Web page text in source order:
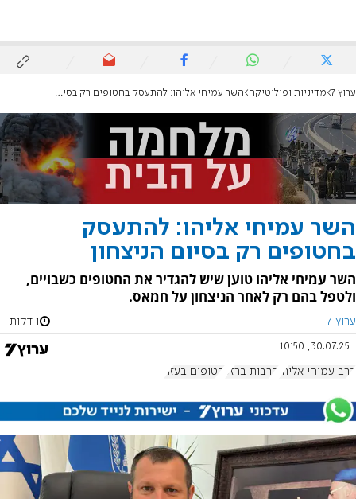
ערוץ 7 מדיניות ופוליטיקה השר עמיחי אליהו: להתעסק בחטופים רק בסיום הניצחון
השר עמיחי אליהו: להתעסק
בחטופים רק בסיום הניצחון
השר עמיחי אליהו טוען שיש להגדיר את החטופים כשבויים,
ולטפל בהם רק לאחר הניצחון על חמאס.
ערוץ 7 1 דקות
30.07.25, 10:50
הרב עמיחי אליהו חרבות ברזל חטופים בעזה